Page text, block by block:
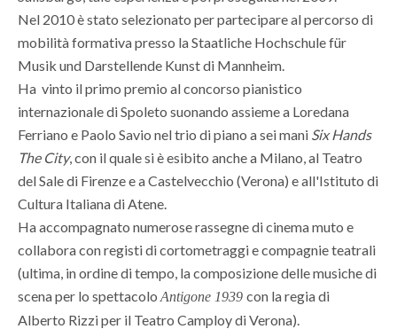
Nel 2010 è stato selezionato per partecipare al percorso di
mobilità formativa presso la Staatliche Hochschule für
Musik und Darstellende Kunst di Mannheim.
Ha vinto il primo premio al concorso pianistico
internazionale di Spoleto suonando assieme a Loredana
Ferriano e Paolo Savio neltrio di piano a sei mani Six Hands
The City, con il quale si è esibito anche a Milano, al Teatro
del Sale di Firenze e a Castelvecchio (Verona) eall'Istituto di
Cultura Italiana di Atene.
Ha accompagnato numerose rassegne di cinema muto e
collabora con registi di cortometraggi e compagnie teatrali
(ultima, in ordine di tempo, la composizione delle musiche di
scena per lo spettacolo Antigone 1939 con la regia di
Alberto Rizzi per il Teatro Camploy di Verona).